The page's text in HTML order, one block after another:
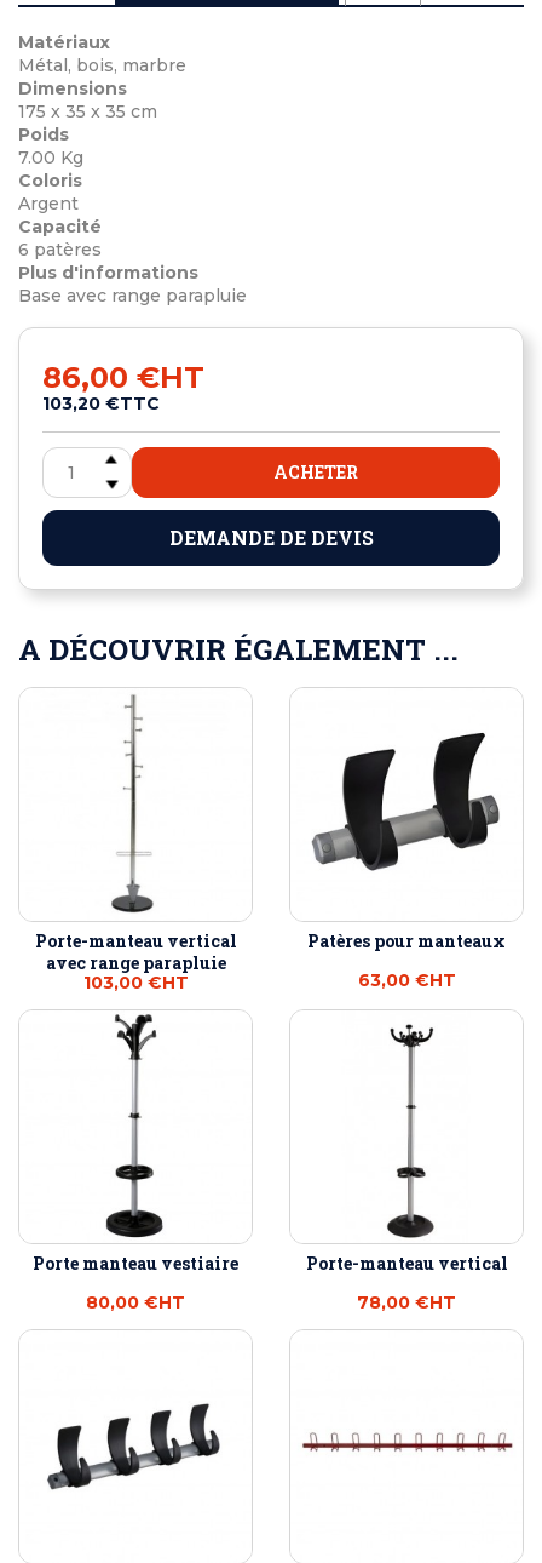
Matériaux
Métal, bois, marbre
Dimensions
175 x 35 x 35 cm
Poids
7.00 Kg
Coloris
Argent
Capacité
6 patères
Plus d'informations
Base avec range parapluie
86,00 €HT
103,20 €TTC
ACHETER
DEMANDE DE DEVIS
A DÉCOUVRIR ÉGALEMENT ...
Porte-manteau vertical
avec range parapluie
103,00 €HT
Patères pour manteaux
63,00 €HT
Porte manteau vestiaire
80,00 €HT
Porte-manteau vertical
78,00 €HT